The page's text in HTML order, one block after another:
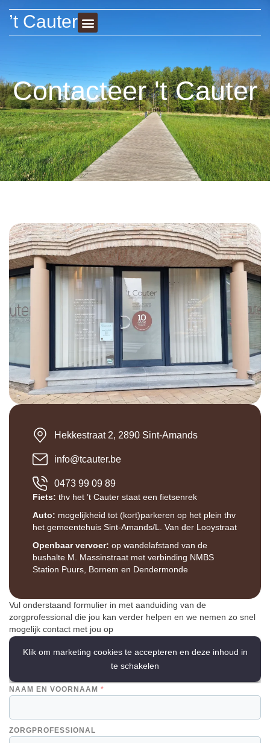
’t Cauter
Contacteer 't Cauter
Hekkestraat 2, 2890 Sint-Amands
info@tcauter.be
0473 99 09 89
Fiets: thv het ’t Cauter staat een fietsenrek
Auto: mogelijkheid tot (kort)parkeren op het plein thv
het gemeentehuis Sint-Amands/L. Van der Looystraat
Openbaar vervoer: op wandelafstand van de
bushalte M. Massinstraat met verbinding NMBS
Station Puurs, Bornem en Dendermonde
Vul onderstaand formulier in met aanduiding van de
zorgprofessional die jou kan verder helpen en we nemen zo snel
mogelijk contact met jou op
Klik om marketing cookies te accepteren en deze inhoud in
te schakelen
NAAM EN VOORNAAM *
ZORGPROFESSIONAL